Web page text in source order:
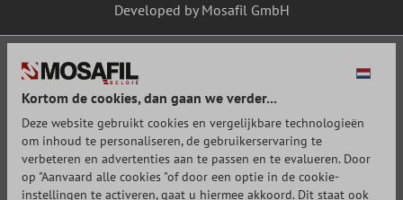
Developed by Mosafil GmbH
Kortom de cookies, dan gaan we verder...
Deze website gebruikt cookies en vergelijkbare technologieën
om inhoud te personaliseren, de gebruikerservaring te
verbeteren en advertenties aan te passen en te evalueren. Door
op "Aanvaard alle cookies "of door een optie in de cookie-
instellingen te activeren, gaat u hiermee akkoord. Dit staat ook